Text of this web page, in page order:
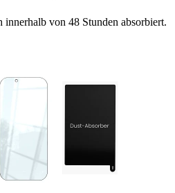
von 48 Stunden absorbiert.